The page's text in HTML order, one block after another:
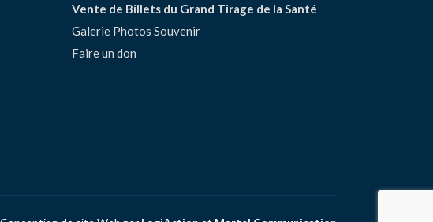
Vente de Billets du Grand Tirage de la Santé
Galerie Photos Souvenir
Faire un don